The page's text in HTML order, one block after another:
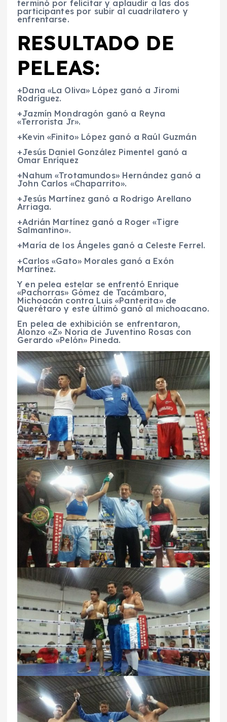
terminó por felicitar y aplaudir a las dos
participantes por subir al cuadrilatero y
enfrentarse.
RESULTADO DE
PELEAS:
+Dana «La Oliva» López ganó a Jiromi
Rodríguez.
+Jazmín Mondragón ganó a Reyna
«Terrorista Jr».
+Kevin «Finito» López ganó a Raúl Guzmán
+Jesús Daniel González Pimentel ganó a
Omar Enríquez
+Nahum «Trotamundos» Hernández ganó a
John Carlos «Chaparrito».
+Jesús Martínez ganó a Rodrigo Arellano
Arriaga.
+Adrián Martínez ganó a Roger «Tigre
Salmantino».
+María de los Ángeles ganó a Celeste Ferrel.
+Carlos «Gato» Morales ganó a Exón
Martínez.
Y en pelea estelar se enfrentó Enrique
«Pachorras» Gómez de Tacámbaro,
Michoacán contra Luis «Panterita» de
Querétaro y este últimó ganó al michoacano.
En pelea de exhibición se enfrentaron,
Alonzo «Z» Noria de Juventino Rosas con
Gerardo «Pelón» Pineda.